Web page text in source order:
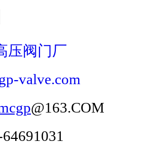
压阀门厂
valve.com
@163.COM